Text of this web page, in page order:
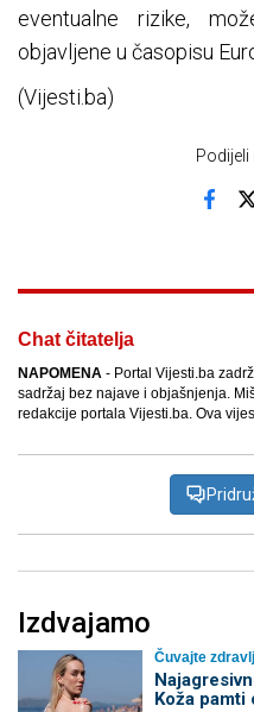
eventualne rizike,
objavljene u časopisu
(Vijesti.ba)
Podijeli
Chat čitatelja
NAPOMENA - Portal Vijesti.ba
sadržaj bez najave i objašnjenja.
redakcije portala Vijesti.ba. Ova
Izdvajamo
Čuvajte
Koža pamti